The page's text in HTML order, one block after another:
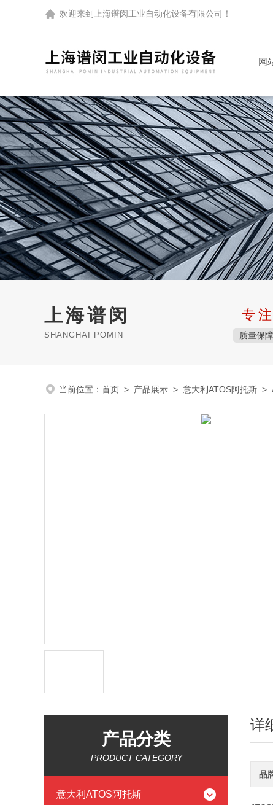
欢迎来到 上海谱闵工业自动化设备有限公司 ！
网
上海谱闵
SHANGHAI POMIN
专
质量保障
当前位置： 首页 > 产品展示 > 意大利ATOS阿托斯 >
产品分类
PRODUCT CATEGORY
意大利ATOS阿托斯
详
品